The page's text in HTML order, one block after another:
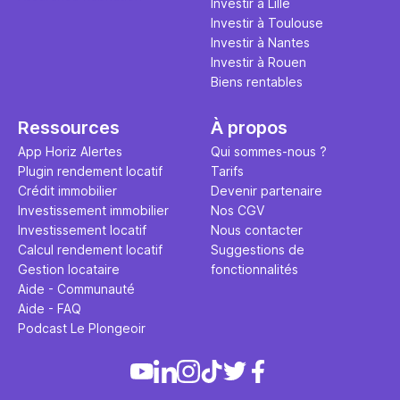
Investir à Lille
Investir à Toulouse
Investir à Nantes
Investir à Rouen
Biens rentables
Ressources
App Horiz Alertes
Plugin rendement locatif
Crédit immobilier
Investissement immobilier
Investissement locatif
Calcul rendement locatif
Gestion locataire
Aide - Communauté
Aide - FAQ
Podcast Le Plongeoir
À propos
Qui sommes-nous ?
Tarifs
Devenir partenaire
Nos CGV
Nous contacter
Suggestions de
fonctionnalités